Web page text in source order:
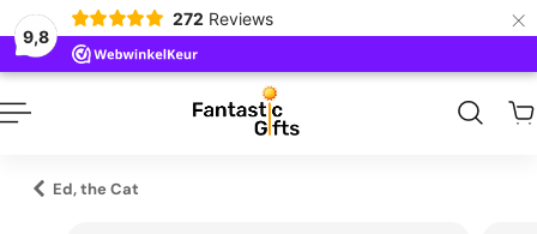
9,8
272 Reviews ×
inhoud
Ed, the Cat